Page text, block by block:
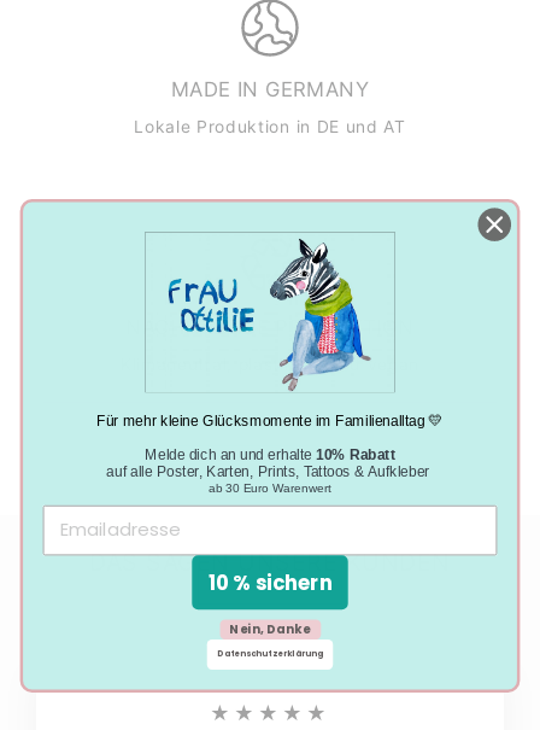
MADE IN GERMANY
Lokale Produktion in DE und AT
NACHHALTIGE PRODUKTION
Klimaneutral, plastikfrei und vegan
DAS SAGEN UNSERE KUNDEN
★★★★★
Für mehr kleine Glücksmomente im Familienalltag 💛
Melde dich an und erhalte10% Rabatt
auf alle Poster, Karten, Prints, Tattoos & Aufkleber
ab 30 Euro Warenwert
10 % sichern
Nein, Danke
Datenschutzerklärung